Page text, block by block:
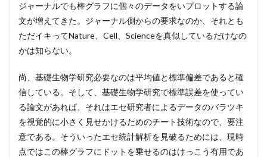
ジャーナルでも棒グラフに個々のデータをいプロットする論
文が増えてきた。ジャーナル側からの要求なのか、それとも
ただイキってNature、Cell、Scienceを真似しているだけなの
かは知らない。
尚、基礎生物学研究必要なのは平均値と標準偏差であると確
信している。そして、基礎生物学研究で標準誤差を使ってい
る論文があれば、それはエセ研究者によるデータのバラツキ
を視覚的に小さく見せかけるためのチート技術なので、要注
意である。そういったエセ統計解析を見破るためには、現時
点ではこの棒グラフにドットを乗せるのはけっこう有用であ